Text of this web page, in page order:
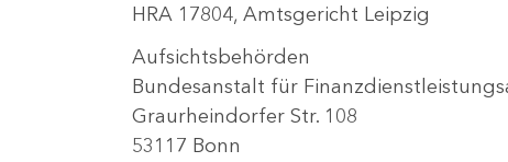
HRA 17804, Amtsgericht Leipzig
Aufsichtsbehörden
Bundesanstalt für
Graurheindorfer Str. 108
53117 Bonn